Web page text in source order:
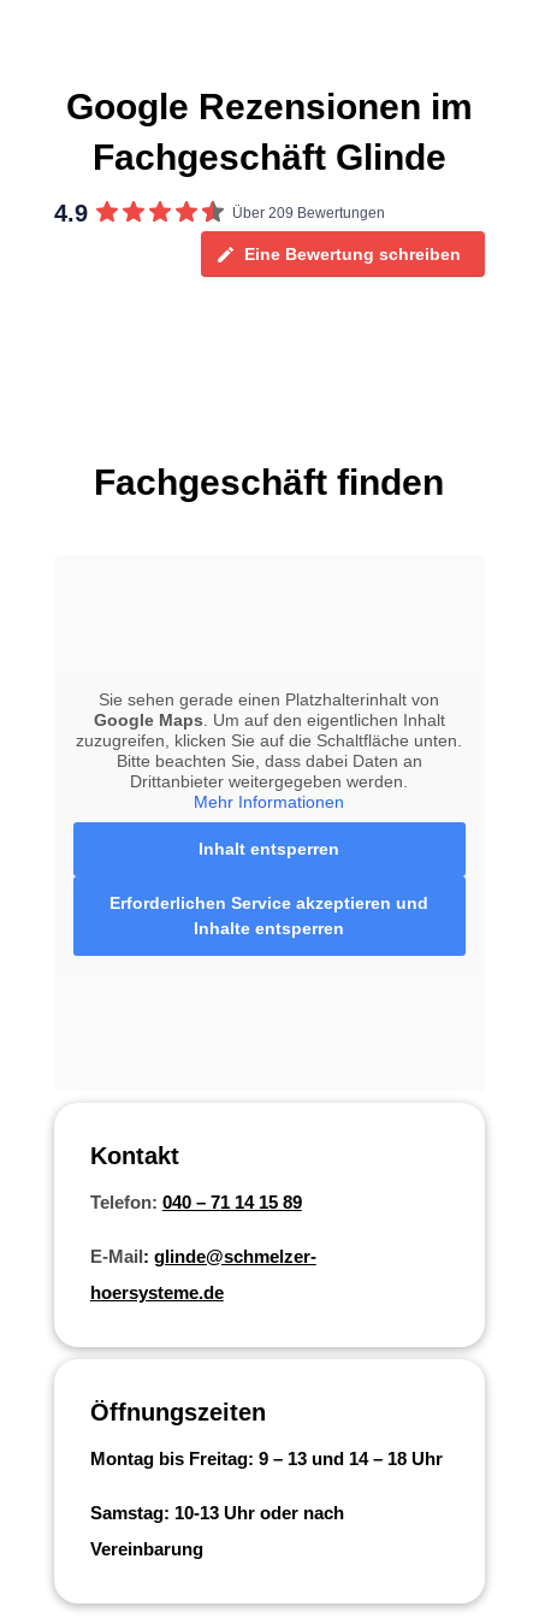
Google Rezensionen im
Fachgeschäft Glinde
4.9 Über 209 Bewertungen
Eine Bewertung schreiben
Fachgeschäft finden
Sie sehen gerade einen Platzhalterinhalt von
Google Maps . Um auf den eigentlichen Inhalt
zuzugreifen, klicken Sie auf die Schaltfläche unten.
Bitte beachten Sie, dass dabei Daten an
Drittanbieter weitergegeben werden.
Mehr Informationen
Inhalt entsperren
Erforderlichen Service akzeptieren und
Inhalte entsperren
Kontakt
Telefon: 040 – 71 14 15 89
E-Mail: glinde@schmelzer-
hoersysteme.de
Öffnungszeiten
Montag bis Freitag: 9 – 13 und 14 – 18 Uhr
Samstag: 10-13 Uhr oder nach
Vereinbarung